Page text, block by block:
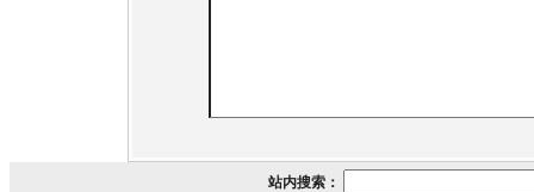
站内搜索：